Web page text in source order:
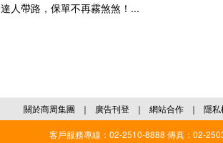
達人帶路，保單不再霧煞煞！...
關於商周集團 ｜ 廣告刊登 ｜ 網站合作 ｜ 隱私
客戶服務專線：02-2510-8888 傳真：02-